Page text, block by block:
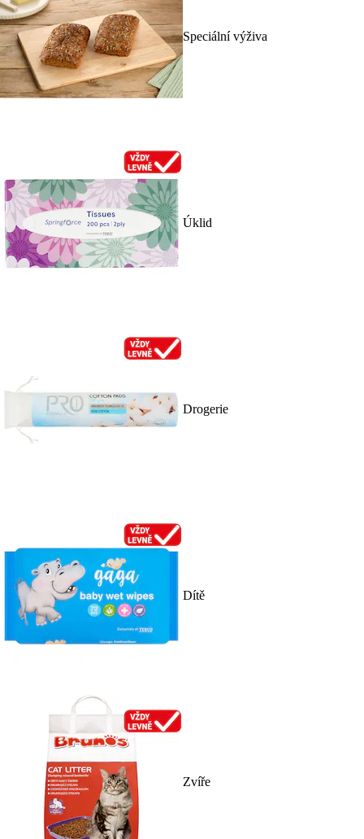
Speciální výživa
Úklid
Drogerie
Dítě
Zvíře